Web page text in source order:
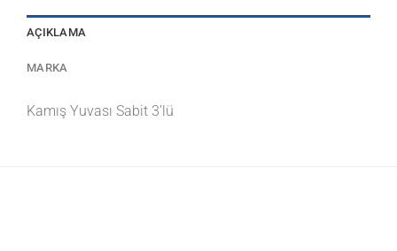
AÇIKLAMA
MARKA
Kamış Yuvası Sabit 3’lü